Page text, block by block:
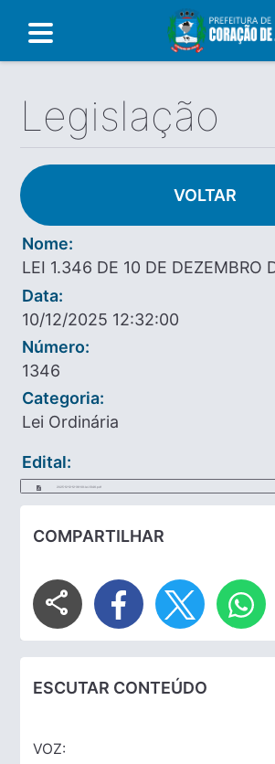
Legislação
VOLTAR
Nome:
LEI 1.346 DE 10 DE DEZEMBRO
Data:
10/12/2025 12:32:00
Número:
1346
Categoria:
Lei Ordinária
Edital:
2025-12-12-12-36-09-lei-1346.pdf
COMPARTILHAR
share
ESCUTAR CONTEÚDO
VOZ: